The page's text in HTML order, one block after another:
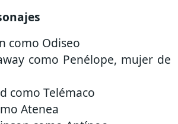
como Odiseo
como Penélope, mujer de
como Telémaco
Atenea